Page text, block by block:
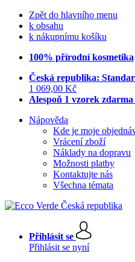
Zpět do hlavního menu
k obsahu
k nákupnímu košíku
100% přírodní kosmetika
Česká republika:
1 069,00 Kč
Alespoň 1 vzorek zdarma
Nápověda
Kde je moje
Vrácení zboží
Náklady na dopravu
Možnosti platby
Kontaktujte nás
Všechna témata
Přihlásit se
Přihlásit se nyní